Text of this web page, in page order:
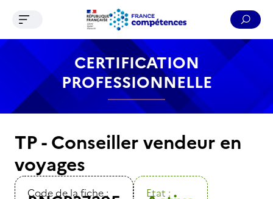
Contenu Recherche Menu Pied de page
Ouvrir le menu de navigation
CERTIFICATION
PROFESSIONNELLE
TP - Conseiller vendeur en
voyages
Code de la fiche : Etat :